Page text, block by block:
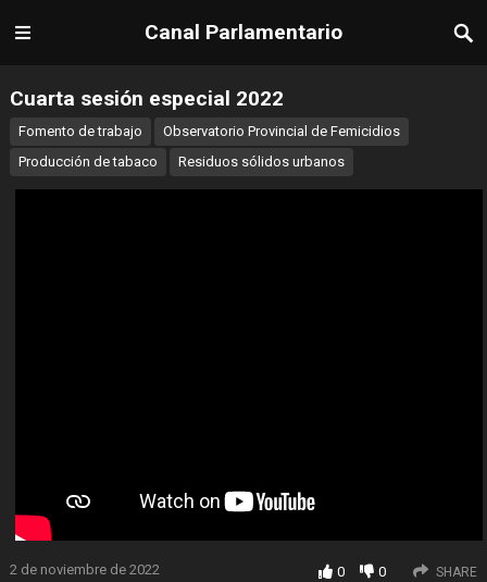
Canal Parlamentario
Cuarta sesión especial 2022
Fomento de trabajo
Observatorio Provincial de Femicidios
Producción de tabaco
Residuos sólidos urbanos
2 de noviembre de 2022 0 0 SHARE